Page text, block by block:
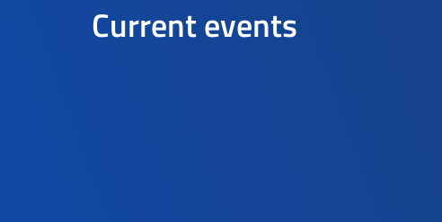
Current events